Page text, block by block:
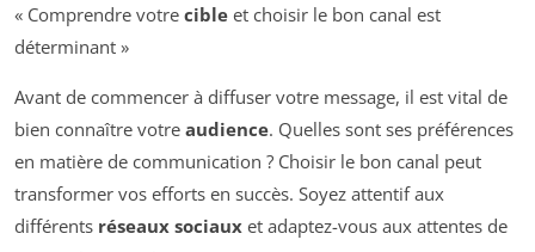
« Comprendre votre cible et choisir le bon canal est
déterminant »
Avant de commencer à diffuser votre message, il est vital de
bien connaître votre audience. Quelles sont ses préférences
en matière de communication ? Choisir le bon canal peut
transformer vos efforts en succès. Soyez attentif aux
différents réseaux sociaux et adaptez-vous aux attentes de